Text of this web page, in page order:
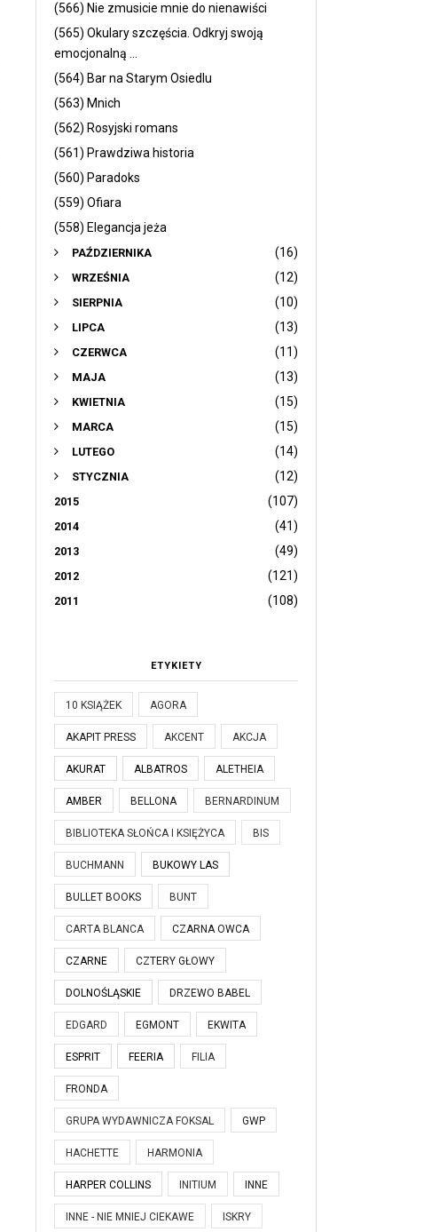
(566) Nie zmusicie mnie do nienawiści
(565) Okulary szczęścia. Odkryj swoją
emocjonalną ...
(564) Bar na Starym Osiedlu
(563) Mnich
(562) Rosyjski romans
(561) Prawdziwa historia
(560) Paradoks
(559) Ofiara
(558) Elegancja jeża
PAŹDZIERNIKA (16)
WRZEŚNIA (12)
SIERPNIA (10)
LIPCA (13)
CZERWCA (11)
MAJA (13)
KWIETNIA (15)
MARCA (15)
LUTEGO (14)
STYCZNIA (12)
2015 (107)
2014 (41)
2013 (49)
2012 (121)
2011 (108)
ETYKIETY
10 KSIĄŻEK AGORA
AKAPIT PRESS AKCENT AKCJA
AKURAT ALBATROS ALETHEIA
AMBER BELLONA BERNARDINUM
BIBLIOTEKA SŁOŃCA I KSIĘŻYCA BIS
BUCHMANN BUKOWY LAS
BULLET BOOKS BUNT
CARTA BLANCA CZARNA OWCA
CZARNE CZTERY GŁOWY
DOLNOŚLĄSKIE DRZEWO BABEL
EDGARD EGMONT EKWITA
ESPRIT FEERIA FILIA
FRONDA
GRUPA WYDAWNICZA FOKSAL GWP
HACHETTE HARMONIA
HARPER COLLINS INITIUM INNE
INNE - NIE MNIEJ CIEKAWE ISKRY